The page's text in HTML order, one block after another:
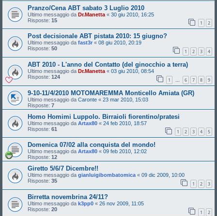
Pranzo/Cena ABT sabato 3 Luglio 2010
Ultimo messaggio da Dr.Manetta « 30 giu 2010, 16:25
Risposte: 15 1 2
Post decisionale ABT pistata 2010: 15 giugno?
Ultimo messaggio da fast3r « 08 giu 2010, 20:19
Risposte: 50 1 2 3 4
ABT 2010 - L'anno del Contatto (del ginocchio a terra)
Ultimo messaggio da Dr.Manetta « 03 giu 2010, 08:54
Risposte: 124 1 … 6 7 8 9
9-10-11/4/2010 MOTOMAREMMA Monticello Amiata (GR)
Ultimo messaggio da Caronte « 23 mar 2010, 15:03
Risposte: 7
Homo Homimi Luppolo. Birraioli fiorentino/pratesi
Ultimo messaggio da Artax80 « 24 feb 2010, 18:57
Risposte: 61 1 2 3 4 5
Domenica 07/02 alla conquista del mondo!
Ultimo messaggio da Artax80 « 09 feb 2010, 12:02
Risposte: 12
Giretto 5/6/7 Dicembre!!
Ultimo messaggio da gianluigibombatomica « 09 dic 2009, 10:00
Risposte: 35 1 2 3
Birretta novembrina 24/11?
Ultimo messaggio da k3pp0 « 26 nov 2009, 11:05
Risposte: 20 1 2